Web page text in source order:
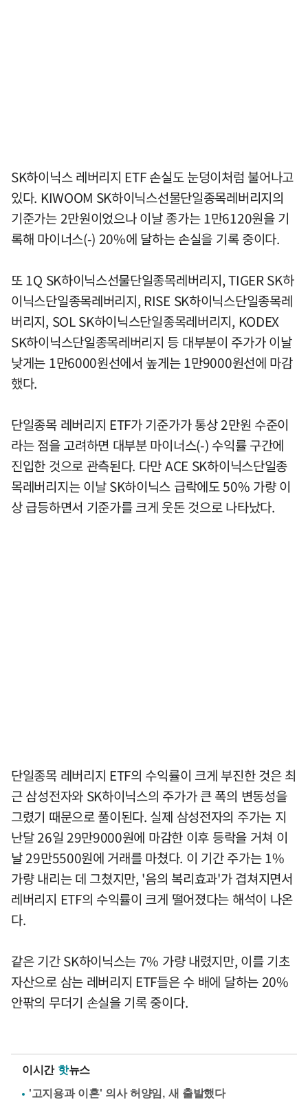
SK하이닉스 레버리지 ETF 손실도 눈덩이처럼 불어나고
있다. KIWOOM SK하이닉스선물단일종목레버리지의
기준가는 2만원이었으나 이날 종가는 1만6120원을 기
록해 마이너스(-) 20%에 달하는 손실을 기록 중이다.
또 1Q SK하이닉스선물단일종목레버리지, TIGER SK하
이닉스단일종목레버리지, RISE SK하이닉스단일종목레
버리지, SOL SK하이닉스단일종목레버리지, KODEX
SK하이닉스단일종목레버리지 등 대부분이 주가가 이날
낮게는 1만6000원선에서 높게는 1만9000원선에 마감
했다.
단일종목 레버리지 ETF가 기준가가 통상 2만원 수준이
라는 점을 고려하면 대부분 마이너스(-) 수익률 구간에
진입한 것으로 관측된다. 다만 ACE SK하이닉스단일종
목레버리지는 이날 SK하이닉스 급락에도 50% 가량 이
상 급등하면서 기준가를 크게 웃돈 것으로 나타났다.
단일종목 레버리지 ETF의 수익률이 크게 부진한 것은 최
근 삼성전자와 SK하이닉스의 주가가 큰 폭의 변동성을
그렸기 때문으로 풀이된다. 실제 삼성전자의 주가는 지
난달 26일 29만9000원에 마감한 이후 등락을 거쳐 이
날 29만5500원에 거래를 마쳤다. 이 기간 주가는 1%
가량 내리는 데 그쳤지만, '음의 복리효과'가 겹쳐지면서
레버리지 ETF의 수익률이 크게 떨어졌다는 해석이 나온
다.
같은 기간 SK하이닉스는 7% 가량 내렸지만, 이를 기초
자산으로 삼는 레버리지 ETF들은 수 배에 달하는 20%
안팎의 무더기 손실을 기록 중이다.
이시간 핫뉴스
'고지용과 이혼' 의사 허양임, 새 출발했다